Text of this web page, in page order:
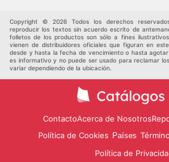
Copyright © 2026 Todos los derechos
reproducir los textos sin acuerdo escrito de
folletos de los productos son sólo a fines
vienen de distribuidores oficiales que figuran en
desde y hasta la fecha de vencimiento o hasta
es informativo y no puede ser usado para reclamar
variar dependiendo de la ubicación.
ContactoAcerca de Nosotros
Política de Cookies Países
Política de